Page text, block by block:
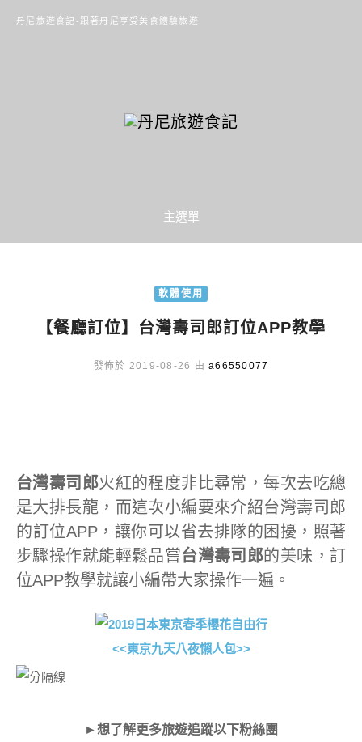
丹尼旅遊食記-跟著丹尼享受美食體驗旅遊
主選單
軟體使用
【餐廳訂位】台灣壽司郎訂位APP教學
發佈於 2019-08-26 由 a66550077
台灣壽司郎火紅的程度非比尋常，每次去吃總
是大排長龍，而這次小編要來介紹台灣壽司郎
的訂位APP，讓你可以省去排隊的困擾，照著
步驟操作就能輕鬆品嘗台灣壽司郎的美味，訂
位APP教學就讓小編帶大家操作一遍。
<<東京九天八夜懶人包>>
►想了解更多旅遊追蹤以下粉絲團